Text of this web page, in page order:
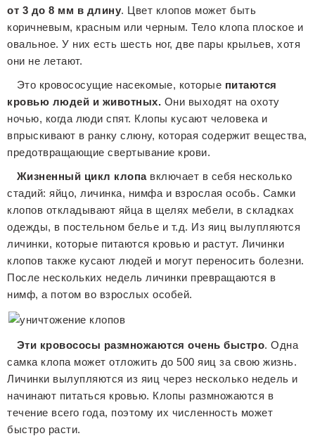
от 3 до 8 мм в длину. Цвет клопов может быть
коричневым, красным или черным. Тело клопа плоское и
овальное. У них есть шесть ног, две пары крыльев, хотя
они не летают.
Это кровососущие насекомые, которые питаются
кровью людей и животных. Они выходят на охоту
ночью, когда люди спят. Клопы кусают человека и
впрыскивают в ранку слюну, которая содержит вещества,
предотвращающие свертывание крови.
Жизненный цикл клопавключает в себя несколько
стадий: яйцо, личинка, нимфа и взрослая особь. Самки
клопов откладывают яйца в щелях мебели, в складках
одежды, в постельном белье и т.д. Из яиц вылупляются
личинки, которые питаются кровью и растут. Личинки
клопов также кусают людей и могут переносить болезни.
После нескольких недель личинки превращаются в
нимф, а потом во взрослых особей.
Эти кровососы размножаются очень быстро. Одна
самка клопа может отложить до 500 яиц за свою жизнь.
Личинки вылупляются из яиц через несколько недель и
начинают питаться кровью. Клопы размножаются в
течение всего года, поэтому их численность может
быстро расти.